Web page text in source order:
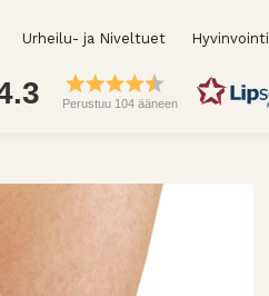
Urheilu- ja Niveltuet
Perustuu 104 ääneen